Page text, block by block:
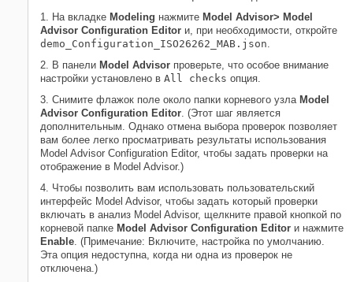
1. На вкладке Modeling нажмите Model Advisor> Model
Advisor Configuration Editor и, при необходимости, откройте
demo_Configuration_ISO26262_MAB.json
2. В панели Model Advisor проверьте, что особое внимание
настройки установлено в All checks опция.
3. Снимите флажок поле около папки корневого узла Model
Advisor Configuration Editor . (Этот шаг является
дополнительным. Однако отмена выбора проверок позволяет
вам более легко просматривать результаты использования
Model Advisor Configuration Editor, чтобы задать проверки на
отображение в Model Advisor.)
4. Чтобы позволить вам использовать пользовательский
интерфейс Model Advisor, чтобы задать который проверки
включать в анализ Model Advisor, щелкните правой кнопкой по
корневой папке Model Advisor Configuration Editor и нажмите
Enable . (Примечание: Включите, настройка по умолчанию.
Эта опция недоступна, когда ни одна из проверок не
отключена.)